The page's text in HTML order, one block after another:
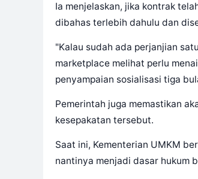
Ia menjelaskan, jika kontrak
dibahas terlebih dahulu dan
"Kalau sudah ada perjanjian
marketplace melihat perlu
penyampaian sosialisasi tiga
Pemerintah juga memastikan
kesepakatan tersebut.
Saat ini, Kementerian UMKM
nantinya menjadi dasar hukum